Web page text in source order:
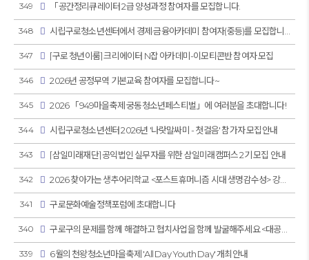
349 「공간정리큐레이터 2급 양성과정 참여자를 모집합니다.
348 시립구로청소년센터에서 경제·금융아카데미 참여자(중등)를 모집합니다.
347 [구로 청년이룸] 크리에이터 N잡 아카데미-이모티콘반 참여자 모집
346 2026년 공정무역 기본교육 참여자를 모집합니다~
345 2026 「949마을축제 궁동청소년페스티벌」에 여러분을 초대합니다!
344 시립구로청소년센터 2026년 '나랏말싸미 - 첫걸음' 참가자 모집안내
343 [삼일미래재단] 공익법인 실무자를 위한 삼일미래캠퍼스 2기 모집 안내
342 2026 찾아가는 생추어리학교 <포스트휴머니즘 시대 생명감수성> 강의 안내
341 구로문화예술정책포럼에 초대합니다
340 구로구의 문제를 함께 해결하고 협치사업을 함께 발굴해주세요 <대공론장 참여자 모집>
339 6월의 천왕청소년마을축제 'All Day Youth Day' 개최안내